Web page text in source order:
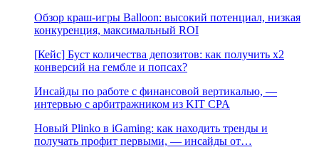
Обзор краш-игры Balloon: высокий потенциал, низкая
конкуренция, максимальный ROI
[Кейс] Буст количества депозитов: как получить х2
конверсий на гембле и попсах?
Инсайды по работе с финансовой вертикалью, —
интервью с арбитражником из KIT CPA
Новый Plinko в iGaming: как находить тренды и
получать профит первыми, — инсайды от…